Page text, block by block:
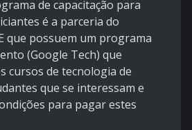
de capacitação para
é a parceria do
que possuem um programa
(Google Tech) que
cursos de tecnologia de
que se interessam e
para pagar estes